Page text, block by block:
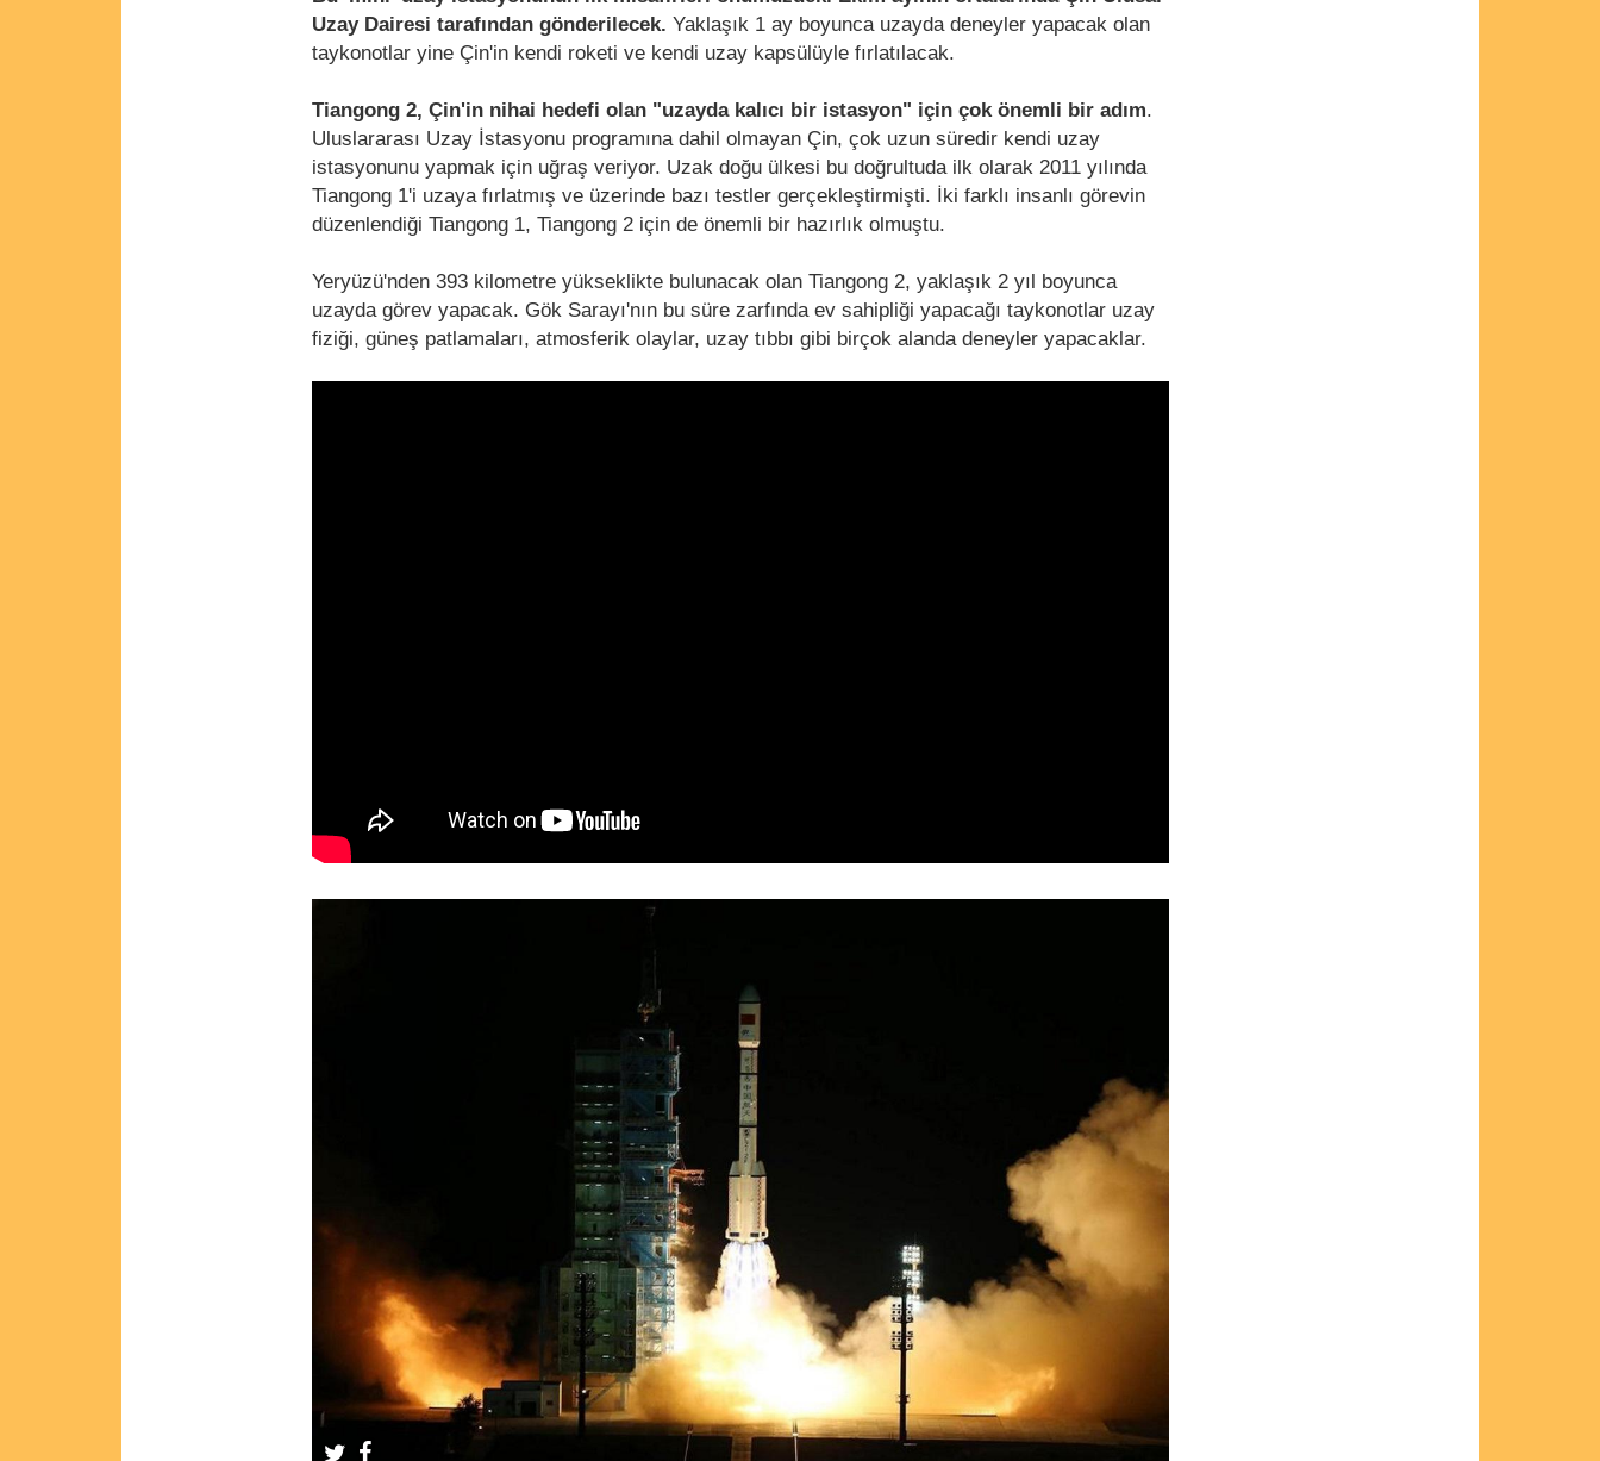
Uzay Dairesi tarafından gönderilecek. Yaklaşık 1 ay boyunca uzayda deneyler yapacak olan
taykonotlar yine Çin'in kendi roketi ve kendi uzay kapsülüyle fırlatılacak.
Tiangong 2, Çin'in nihai hedefi olan "uzayda kalıcı bir istasyon" için çok önemli bir adım.
Uluslararası Uzay İstasyonu programına dahil olmayan Çin, çok uzun süredir kendi uzay
istasyonunu yapmak için uğraş veriyor. Uzak doğu ülkesi bu doğrultuda ilk olarak 2011 yılında
Tiangong 1'i uzaya fırlatmış ve üzerinde bazı testler gerçekleştirmişti. İki farklı insanlı görevin
düzenlendiği Tiangong 1, Tiangong 2 için de önemli bir hazırlık olmuştu.
Yeryüzü'nden 393 kilometre yükseklikte bulunacak olan Tiangong 2, yaklaşık 2 yıl boyunca
uzayda görev yapacak. Gök Sarayı'nın bu süre zarfında ev sahipliği yapacağı taykonotlar uzay
fiziği, güneş patlamaları, atmosferik olaylar, uzay tıbbı gibi birçok alanda deneyler yapacaklar.